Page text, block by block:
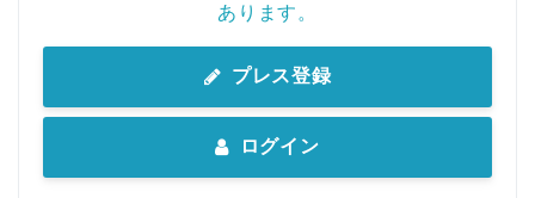
あります。
プレス登録
ログイン